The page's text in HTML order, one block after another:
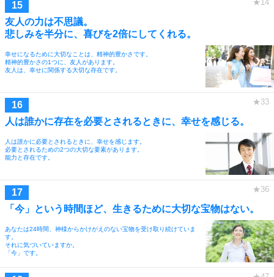
友人の力は不思議。
悲しみを半分に、喜びを2倍にしてくれる。
幸せになるために大切なことは、精神的豊かさです。
精神的豊かさの1つに、友人があります。
友人は、幸せに関係する大切な存在です。
人は誰かに存在を必要とされるときに、幸せを感じる。
人は誰かに必要とされるときに、幸せを感じます。
必要とされるための2つの大切な要素があります。
能力と存在です。
「今」という時間ほど、生きるために大切な宝物はない。
あなたは24時間、神様からかけがえのない宝物を受け取り続けていま
す。
それに気づいていますか。
「今」です。